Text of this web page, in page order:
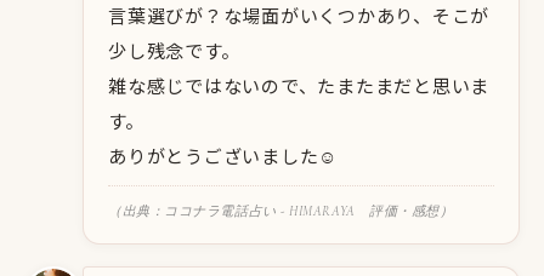
言葉選びが？な場面がいくつかあり、そこが
少し残念です。
雑な感じではないので、たまたまだと思いま
す。
ありがとうございました☺︎
（出典：ココナラ電話占い - HIMARAYA 評価・感想）